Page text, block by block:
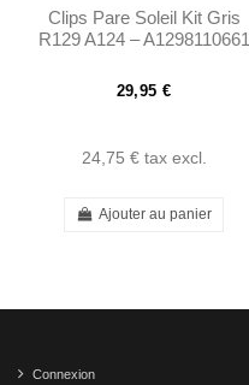
Clips Pare Soleil Kit Gris
R129 A124 – A1298110661
29,95 €
24,75 € tax excl.
Ajouter au panier
Connexion